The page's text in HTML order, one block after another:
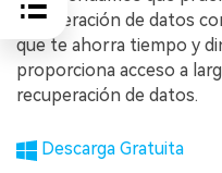
recuperación de datos
que te ahorra tiempo y
proporciona acceso a
recuperación de datos.
Descarga Gratuita